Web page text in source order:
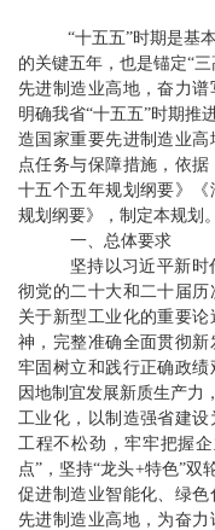
“十五五”时期是基
的关键五年，也是锚定“
先进制造业高地 ，奋力谱
明确我省“十五五”时期推
造国家重要先进制造业
点任务与保障措施 ， 依据
十五个五年规划纲要》
规划纲要》
， 制 定本规划。
一、总体要求
坚持以 习近平新时
彻党的二十大和二十届
关于新型工业化的重要
神，完整准确全面贯彻新
牢固树立和践行正确政绩
因地制宜发展新质生产力
工业化，以制造强省建
工程不松劲，牢牢把握
点” ， 坚持“龙头+特色”双
促进制造业智能化、绿
先进制造业高地， 为奋力